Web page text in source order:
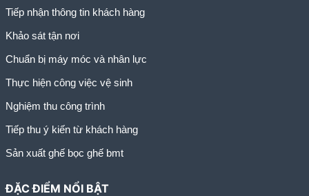
Tiếp nhận thông tin khách hàng
Khảo sát tận nơi
Chuẩn bị máy móc và nhân lực
Thực hiện công việc vệ sinh
Nghiệm thu công trình
Tiếp thu ý kiến từ khách hàng
Sản xuất ghế bọc ghế bmt
ĐẶC ĐIỂM NỔI BẬT